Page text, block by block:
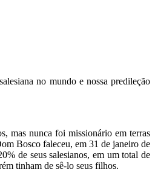
no mundo e nossa predileção
mas nunca foi missionário em terras
Bosco faleceu, em 31 de janeiro de
de seus salesianos, em um total de
tinham de sê-lo seus filhos.